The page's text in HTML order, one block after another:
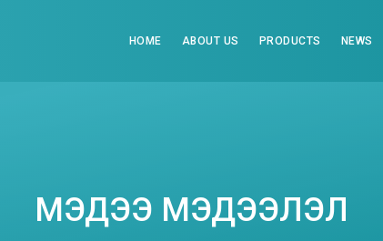
HOME ABOUT US PRODUCTS NEWS
МЭДЭЭ МЭДЭЭЛЭЛ